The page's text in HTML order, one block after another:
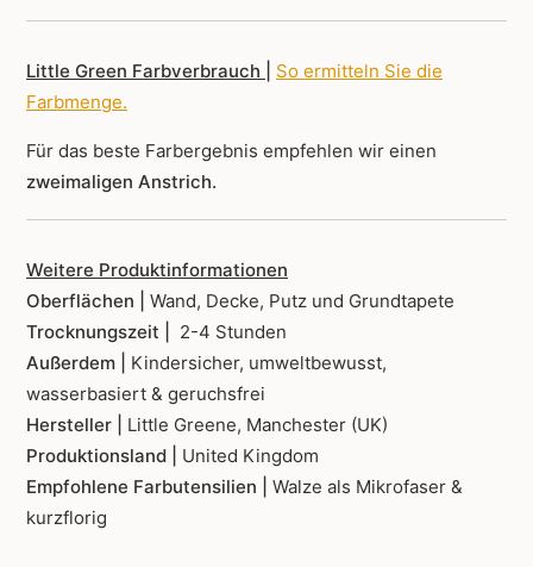
Little Green Farbverbrauch |
So ermitteln Sie die
Farbmenge.
Für das beste Farbergebnis empfehlen wir einen
zweimaligen Anstrich.
Weitere Produktinformationen
Oberflächen | Wand, Decke, Putz und Grundtapete
Trocknungszeit |
2-4 Stunden
Außerdem | Kindersicher, umweltbewusst,
wasserbasiert & geruchsfrei
Hersteller | Little Greene, Manchester (UK)
Produktionsland | United Kingdom
Empfohlene Farbutensilien | Walze als Mikrofaser &
kurzflorig